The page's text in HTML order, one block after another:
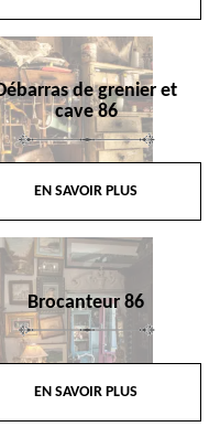
de grenier et
cave 86
EN SAVOIR PLUS
Brocanteur 86
EN SAVOIR PLUS